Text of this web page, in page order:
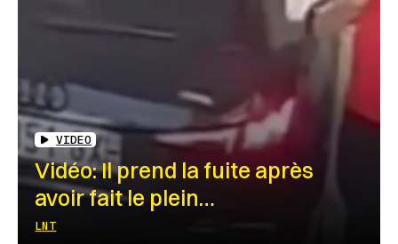
VIDEO
Vidéo: Il prend la fuite après
avoir fait le plein…
LNT